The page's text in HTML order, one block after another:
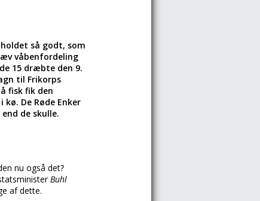
så godt, som
våbenfordeling
15 dræbte den 9.
til Frikorps
fisk fik den
De Røde Enker
de skulle.
nu også det?
Buhl
af dette.